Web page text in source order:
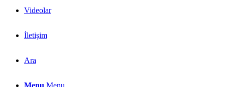
Videolar
İletişim
Ara
Menu Menu